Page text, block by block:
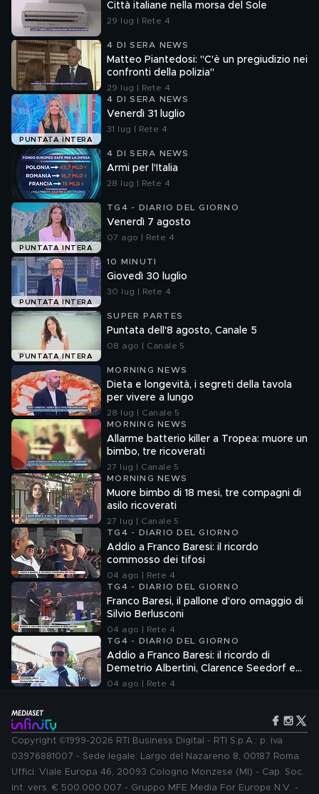
Città italiane nella morsa del Sole
29 lug | Rete 4
4 DI SERA NEWS
Matteo Piantedosi: "C'è un pregiudizio nei
confronti della polizia"
29 lug | Rete 4
PUNTATA INTERA
4 DI SERA NEWS
Venerdì 31 luglio
31 lug | Rete 4
4 DI SERA NEWS
Armi per l'Italia
28 lug | Rete 4
PUNTATA INTERA
TG4 - DIARIO DEL GIORNO
Venerdì 7 agosto
07 ago | Rete 4
PUNTATA INTERA
10 MINUTI
Giovedì 30 luglio
30 lug | Rete 4
PUNTATA INTERA
SUPER PARTES
Puntata dell'8 agosto, Canale 5
08 ago | Canale 5
MORNING NEWS
Dieta e longevità, i segreti della tavola
per vivere a lungo
28 lug | Canale 5
MORNING NEWS
Allarme batterio killer a Tropea: muore un
bimbo, tre ricoverati
27 lug | Canale 5
MORNING NEWS
Muore bimbo di 18 mesi, tre compagni di
asilo ricoverati
27 lug | Canale 5
TG4 - DIARIO DEL GIORNO
Addio a Franco Baresi: il ricordo
commosso dei tifosi
04 ago | Rete 4
TG4 - DIARIO DEL GIORNO
Franco Baresi, il pallone d'oro omaggio di
Silvio Berlusconi
04 ago | Rete 4
TG4 - DIARIO DEL GIORNO
Addio a Franco Baresi: il ricordo di
Demetrio Albertini, Clarence Seedorf e
Giovanni Galli
04 ago | Rete 4
Copyright ©1999-2026 RTI Business Digital - RTI S.p.A.: p. iva
03976881007 - Sede legale: Largo del Nazareno 8, 00187 Roma.
Uffici: Viale Europa 46, 20093 Cologno Monzese (MI) - Cap. Soc.
int. vers. € 500.000.007 - Gruppo MFE Media For Europe N.V. -